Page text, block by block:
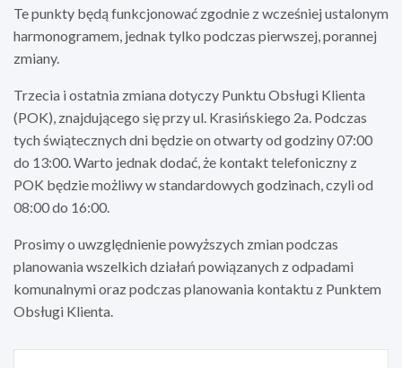
Te punkty będą funkcjonować zgodnie z wcześniej ustalonym
harmonogramem, jednak tylko podczas pierwszej, porannej
zmiany.
Trzecia i ostatnia zmiana dotyczy Punktu Obsługi Klienta
(POK), znajdującego się przy ul. Krasińskiego 2a. Podczas
tych świątecznych dni będzie on otwarty od godziny 07:00
do 13:00. Warto jednak dodać, że kontakt telefoniczny z
POK będzie możliwy w standardowych godzinach, czyli od
08:00 do 16:00.
Prosimy o uwzględnienie powyższych zmian podczas
planowania wszelkich działań powiązanych z odpadami
komunalnymi oraz podczas planowania kontaktu z Punktem
Obsługi Klienta.